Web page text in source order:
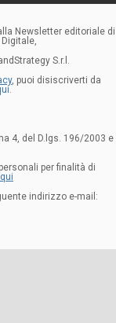
Newsletter editoriale di
S.r.l.
, puoi disiscriverti da
4, del D.lgs. 196/2003 e
per finalità di
indirizzo e-mail: